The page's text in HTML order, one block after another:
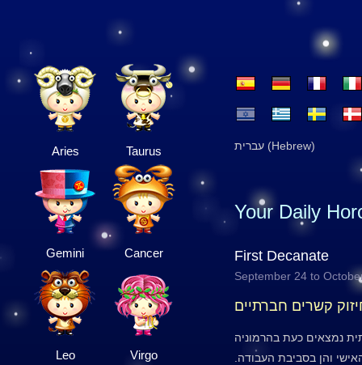
Aries Taurus
Gemini Cancer
Leo Virgo
עברית (Hebrew)
Your Daily
First Decanate
September 24 to
קשרים חברתיים
נמצאים כעת בהרמוניה
והן בסביבת העבודה.